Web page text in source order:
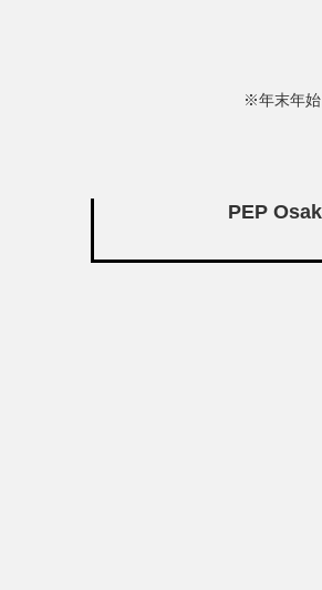
※年末年始
PEP